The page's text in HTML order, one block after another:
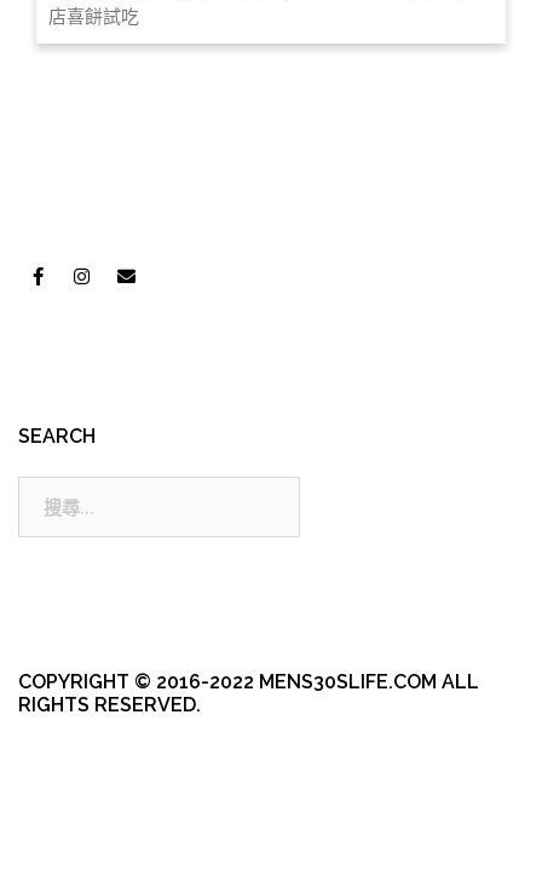
店喜餅試吃
SEARCH
COPYRIGHT © 2016-2022 MENS30SLIFE.COM ALL
RIGHTS RESERVED.